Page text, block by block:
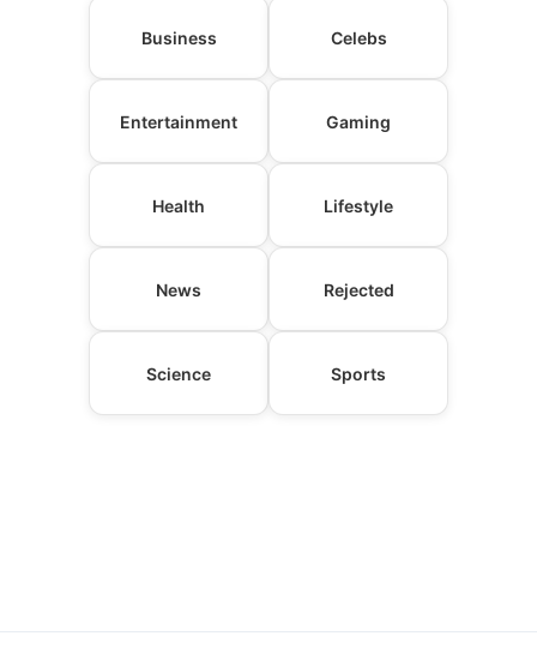
Business Celebs
Entertainment Gaming
Health Lifestyle
News Rejected
Science Sports